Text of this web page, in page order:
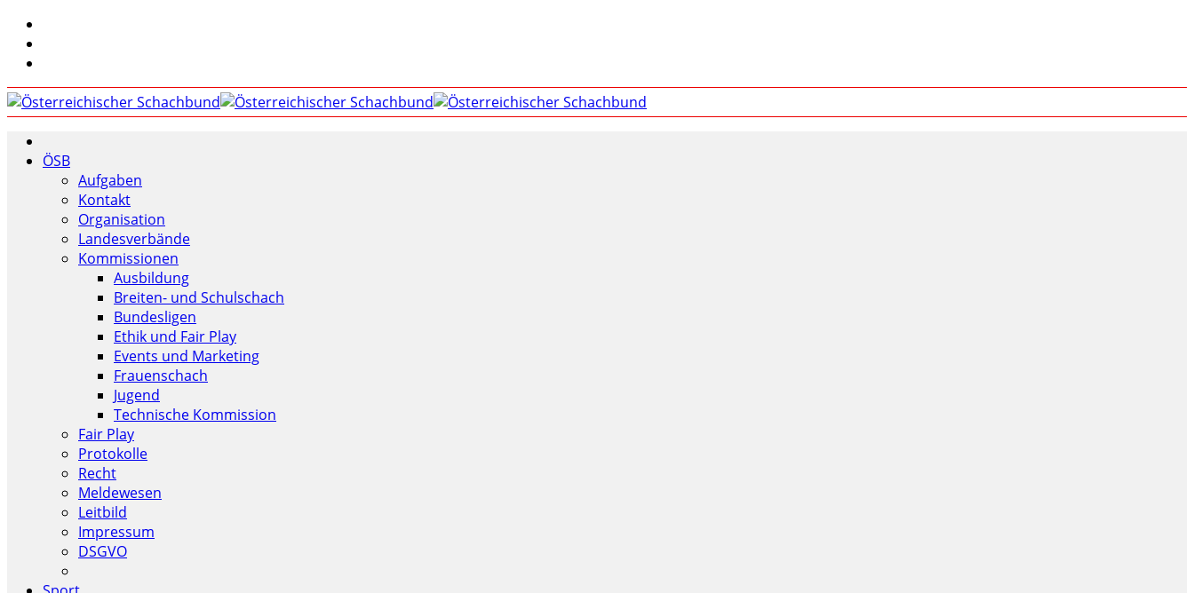
ÖSB
Aufgaben
Kontakt
Organisation
Landesverbände
Kommissionen
Ausbildung
Breiten- und Schulschach
Bundesligen
Ethik und Fair Play
Events und Marketing
Frauenschach
Jugend
Technische Kommission
Fair Play
Protokolle
Recht
Meldewesen
Leitbild
Impressum
DSGVO